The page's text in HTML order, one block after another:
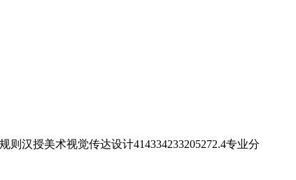
汉授美术视觉传达设计414334233205272.4专业分